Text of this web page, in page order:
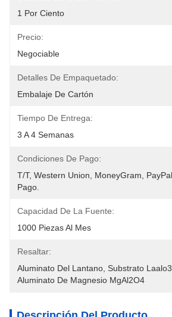
1 Por Ciento
Precio:
Negociable
Detalles De Empaquetado:
Embalaje De Cartón
Tiempo De Entrega:
3 A 4 Semanas
Condiciones De Pago:
T/T, Western Union, MoneyGram,
Pago.
Capacidad De La Fuente:
1000 Piezas Al Mes
Resaltar:
Aluminato Del Lantano Substrato Laalo3
Aluminato De Magnesio MgAl2O4